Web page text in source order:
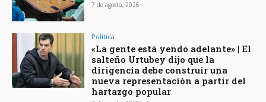
7 de agosto, 2026
Política
«La gente está yendo adelante» | El
salteño Urtubey dijo que la
dirigencia debe construir una
nueva representación a partir del
hartazgo popular